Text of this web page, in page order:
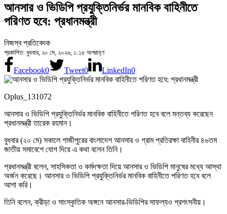
আনসার ও ভিডিপি প্রযুক্তিনির্ভর মানবিক বাহিনীতে
পরিণত হবে: প্রধানমন্ত্রী
নিজস্ব প্রতিবেদক
প্রকাশিত: বুধবার, ২০ মে, ২০২৬, ১:১৫ অপরাহ্ণ
Facebook0 Tweet0 LinkedIn0
Oplus_131072
আনসার ও ভিডিপি প্রযুক্তিনির্ভর মানবিক বাহিনীতে পরিণত হবে বলে মন্তব্য করেছেন
প্রধানমন্ত্রী তারেক রহমান।
বুধবার (২০ মে) সকালে গাজীপুরের বাংলাদেশ আনসার ও গ্রাম প্রতিরক্ষা বাহিনীর ৪৬তম
জাতীয় সমাবেশে যোগ দিয়ে এ কথা বলেন তিনি।
প্রধানমন্ত্রী বলেন, সাহসিকতা ও কর্মদক্ষতা দিয়ে আনসার ও ভিডিপি মানুষের মধ্যে আস্থা
অর্জন করেছে। আনসার ও ভিডিপি প্রযুক্তিনির্ভর মানবিক বাহিনীতে পরিণত হবে বলে
আশা করি।
তিনি বলেন, ক্রীড়া ও সাংস্কৃতিক অঙ্গনে আনসার-ভিডিপির সাফল্যও প্রশংসনীয়।